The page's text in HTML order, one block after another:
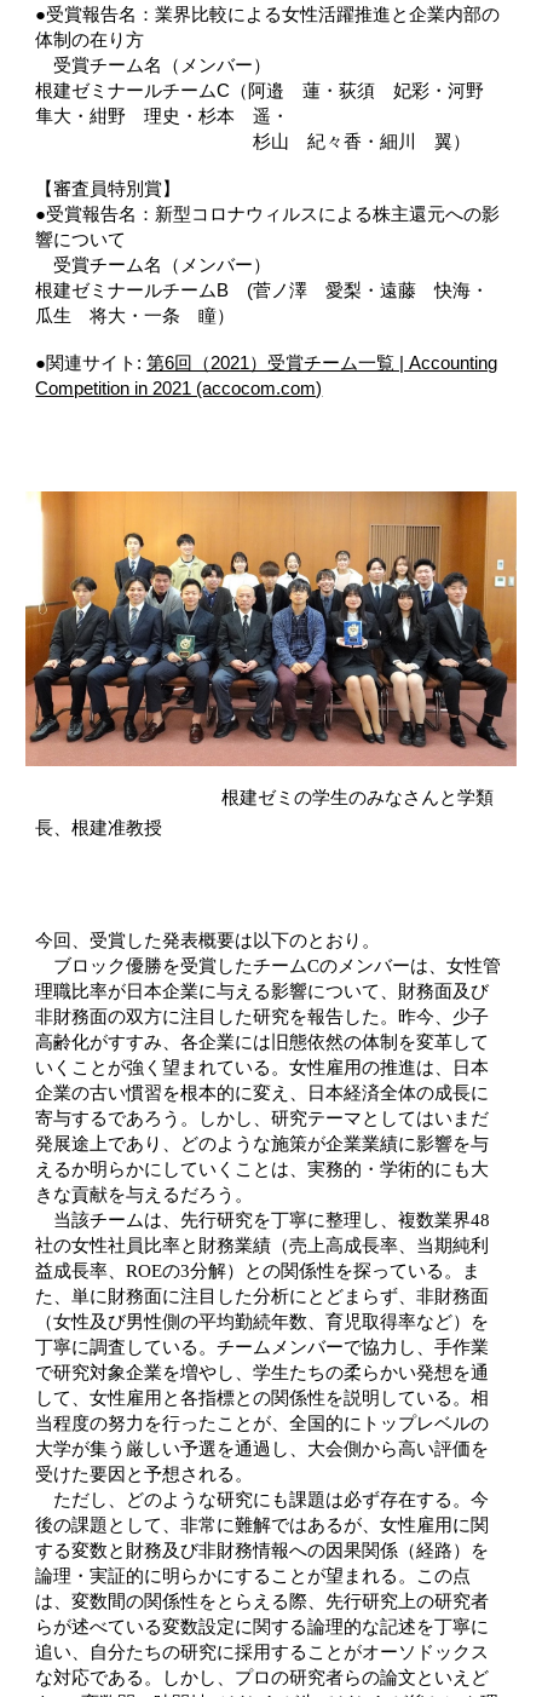
●受賞報告名：業界比較による女性活躍推進と企業内部の
体制の在り方
受賞チーム名（メンバー）
根建ゼミナールチームC（阿邉 蓮・荻須 妃彩・河野
隼大・紺野 理史・杉本 遥・
杉山 紀々香・細川 翼）
【審査員特別賞】
●受賞報告名：新型コロナウィルスによる株主還元への影
響について
受賞チーム名（メンバー）
根建ゼミナールチームB (菅ノ澤 愛梨・遠藤 快海・
瓜生 将大・一条 瞳）
●関連サイト:第6回（2021）受賞チーム一覧 | Accounting
Competition in 2021 (accocom.com)
根建ゼミの学生のみなさんと学類
長、根建准教授
今回、受賞した発表概要は以下のとおり。
ブロック優勝を受賞したチームCのメンバーは、女性管
理職比率が日本企業に与える影響について、財務面及び
非財務面の双方に注目した研究を報告した。昨今、少子
高齢化がすすみ、各企業には旧態依然の体制を変革して
いくことが強く望まれている。女性雇用の推進は、日本
企業の古い慣習を根本的に変え、日本経済全体の成長に
寄与するであろう。しかし、研究テーマとしてはいまだ
発展途上であり、どのような施策が企業業績に影響を与
えるか明らかにしていくことは、実務的・学術的にも大
きな貢献を与えるだろう。
当該チームは、先行研究を丁寧に整理し、複数業界48
社の女性社員比率と財務業績（売上高成長率、当期純利
益成長率、ROEの3分解）との関係性を探っている。ま
た、単に財務面に注目した分析にとどまらず、非財務面
（女性及び男性側の平均勤続年数、育児取得率など）を
丁寧に調査している。チームメンバーで協力し、手作業
で研究対象企業を増やし、学生たちの柔らかい発想を通
して、女性雇用と各指標との関係性を説明している。相
当程度の努力を行ったことが、全国的にトップレベルの
大学が集う厳しい予選を通過し、大会側から高い評価を
受けた要因と予想される。
ただし、どのような研究にも課題は必ず存在する。今
後の課題として、非常に難解ではあるが、女性雇用に関
する変数と財務及び非財務情報への因果関係（経路）を
論理・実証的に明らかにすることが望まれる。この点
は、変数間の関係性をとらえる際、先行研究上の研究者
らが述べている変数設定に関する論理的な記述を丁寧に
追い、自分たちの研究に採用することがオーソドックス
な対応である。しかし、プロの研究者らの論文といえど